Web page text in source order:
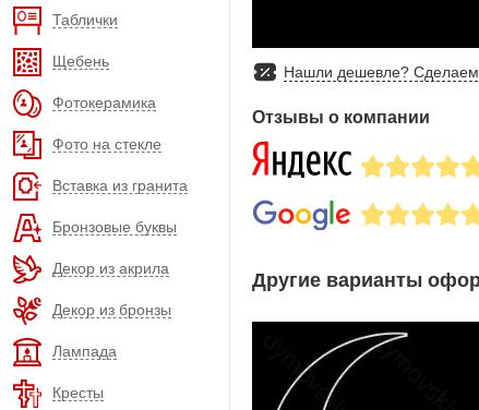
Таблички
Щебень
Фотокерамика
Фото на стекле
Вставка из гранита
Бронзовые буквы
Декор из акрила
Декор из бронзы
Лампада
Кресты
Нашли дешевле? Сделаем
Отзывы о компании
Другие варианты